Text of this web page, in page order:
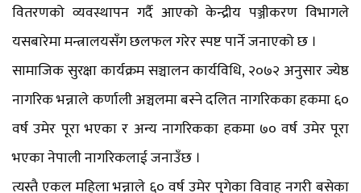
वितरणको व्यवस्थापन गर्दै आएको केन्द्रीय पञ्जीकरण विभागले
यसबारेमा मन्त्रालयसँग छलफल गरेर स्पष्ट पार्ने जनाएको छ ।
सामाजिक सुरक्षा कार्यक्रम सञ्चालन कार्यविधि, २०७२ अनुसार ज्येष्ठ
नागरिक भन्नाले कर्णाली अञ्चलमा बस्ने दलित नागरिकका हकमा ६०
वर्ष उमेर पूरा भएका र अन्य नागरिकका हकमा ७० वर्ष उमेर पूरा
भएका नेपाली नागरिकलाई जनाउँछ ।
त्यस्तै एकल महिला भन्नाले ६० वर्ष उमेर पुगेका विवाह नगरी बसेका